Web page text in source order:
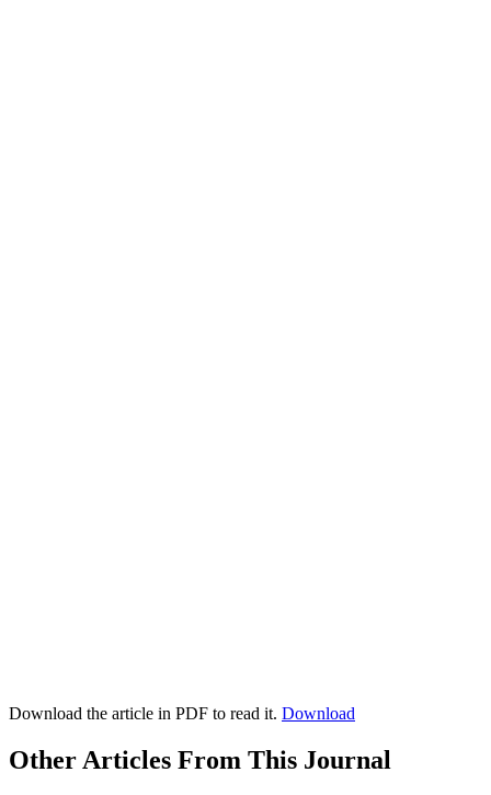
Download the article in PDF to read it. Download
Other Articles From This Journal